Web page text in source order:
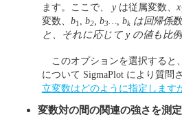
ます。ここで、 yは従属変数、 x
変数、 b1 , b2, b3…, bkは回帰係数
と、それに応じて yの値も比例
このオプションを選択すると
について SigmaPlot により質問
立変数はどのように指定します
変数対の間の関連の強さを測